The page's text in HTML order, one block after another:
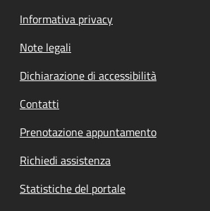
Informativa privacy
Note legali
Dichiarazione di accessibilità
Contatti
Prenotazione appuntamento
Richiedi assistenza
Statistiche del portale